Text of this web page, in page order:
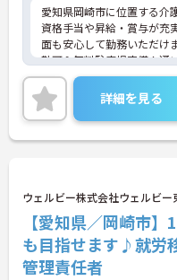
愛知県岡崎市に位置する介
資格手当や昇給・賞与が充
面も安心して勤務いただけ
勤可＆無料駐車場完備！通
ご興味のある方には、面接
に詳細をご案内しますので
い！
詳細を見る
ウェルビー株式会社ウェルビー
【愛知県／岡崎市
も目指せます♪就労
管理責任者